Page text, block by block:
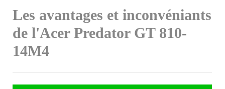
Les avantages et inconvéniants
de l'Acer Predator GT 810-
14M4